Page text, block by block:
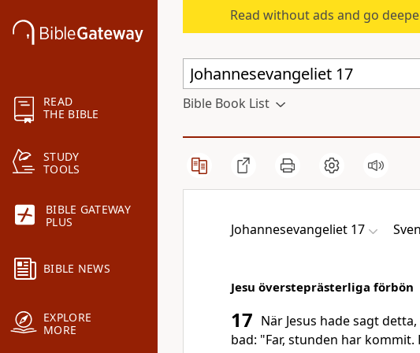
READ
THE BIBLE
STUDY
TOOLS
BIBLE GATEWAY
PLUS
BIBLE NEWS
EXPLORE
MORE
Read without ads and go
Bible Book List
Johannesevangeliet 17
Jesu översteprästerliga förbön
17 När Jesus hade sagt
bad: "Far, stunden har